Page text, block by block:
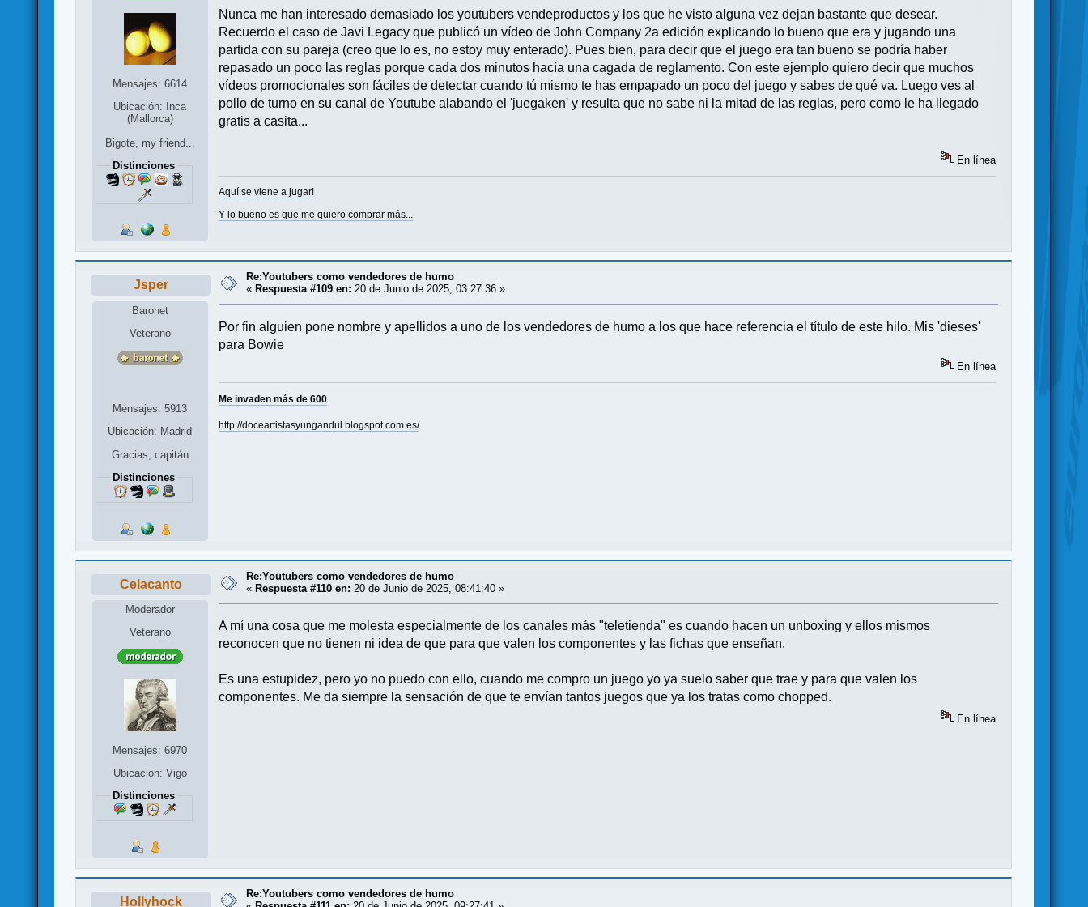
Mensajes: 6614
Ubicación: Inca
(Mallorca)
Bigote, my friend...
Distinciones
Nunca me han interesado demasiado los youtubers vendeproductos y los que he visto alguna vez dejan bastante que desear.
Recuerdo el caso de Javi Legacy que publicó un vídeo de John Company 2a edición explicando lo bueno que era y jugando una
partida con su pareja (creo que lo es, no estoy muy enterado). Pues bien, para decir que el juego era tan bueno se podría haber
repasado un poco las reglas porque cada dos minutos hacía una cagada de reglamento. Con este ejemplo quiero decir que muchos
vídeos promocionales son fáciles de detectar cuando tú mismo te has empapado un poco del juego y sabes de qué va. Luego ves al
pollo de turno en su canal de Youtube alabando el 'juegaken' y resulta que no sabe ni la mitad de las reglas, pero como le ha llegado
gratis a casita...
En línea
Aquí se viene a jugar!
Y lo bueno es que me quiero comprar más...
Jsper
Baronet
Veterano
Mensajes: 5913
Ubicación: Madrid
Gracias, capitán
Distinciones
Re:Youtubers como vendedores de humo
« Respuesta #109 en: 20 de Junio de 2025, 03:27:36 »
Por fin alguien pone nombre y apellidos a uno de los vendedores de humo a los que hace referencia el título de este hilo. Mis 'dieses'
para Bowie
En línea
Me invaden más de 600
http://doceartistasyungandul.blogspot.com.es/
Celacanto
Moderador
Veterano
Mensajes: 6970
Ubicación: Vigo
Distinciones
Re:Youtubers como vendedores de humo
«Respuesta #110 en: 20 de Junio de 2025, 08:41:40 »
A mí una cosa que me molesta especialmente de los canales más "teletienda" es cuando hacen un unboxing y ellos mismos
reconocen que no tienen ni idea de que para que valen los componentes y las fichas que enseñan.
Es una estupidez, pero yo no puedo con ello, cuando me compro un juego yo ya suelo saber que trae y para que valen los
componentes. Me da siempre la sensación de que te envían tantos juegos que ya los tratas como chopped.
En línea
Hollyhock
Re:Youtubers como vendedores de humo